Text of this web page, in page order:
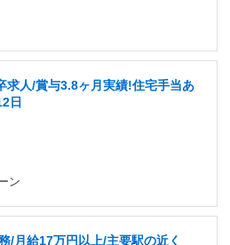
求人/賞与3.8ヶ月実績!住宅手当あ
日
ン
/月給17万円以上/主要駅の近く